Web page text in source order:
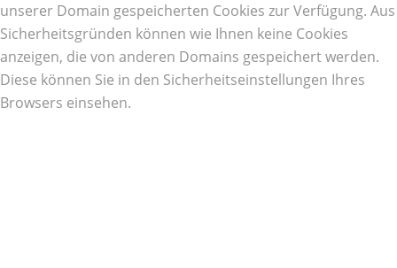
unserer Domain gespeicherten Cookies zur Verfügung. Aus
Sicherheitsgründen können wie Ihnen keine Cookies
anzeigen, die von anderen Domains gespeichert werden.
Diese können Sie in den Sicherheitseinstellungen Ihres
Browsers einsehen.